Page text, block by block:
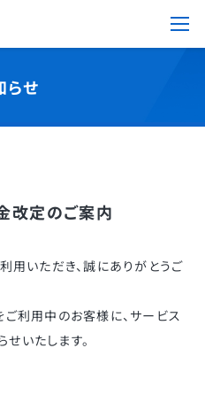
らせ
改定のご案内
用いただき、誠にありがとうご
ご利用中のお客様に、サービス
いたします。